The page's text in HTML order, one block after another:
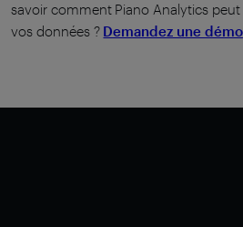
savoir comment Piano Analytics
vos données ? Demandez une démo